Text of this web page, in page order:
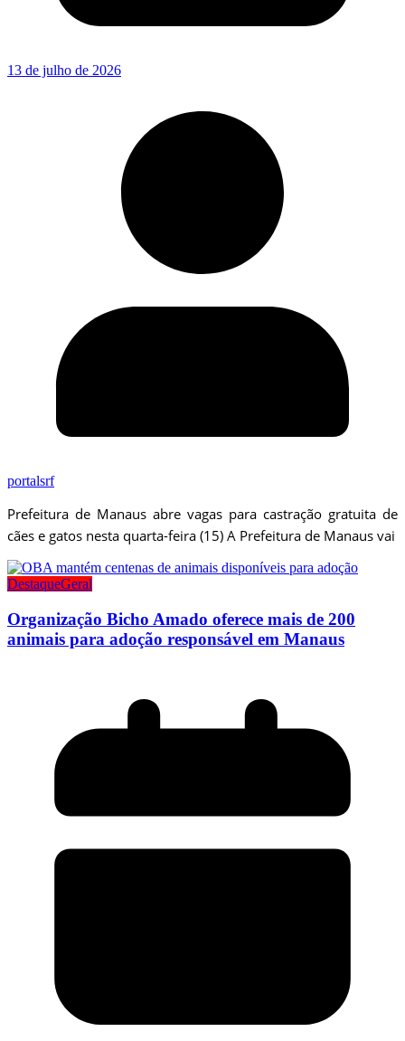
13 de julho de 2026
portalsrf
Prefeitura de Manaus abre vagas para castração gratuita de
cães e gatos nesta quarta-feira (15) A Prefeitura de Manaus vai
DestaqueGeral
Organização Bicho Amado oferece mais de 200
animais para adoção responsável em Manaus